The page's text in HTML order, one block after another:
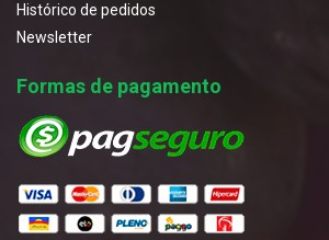
Histórico de pedidos
Newsletter
Formas de pagamento